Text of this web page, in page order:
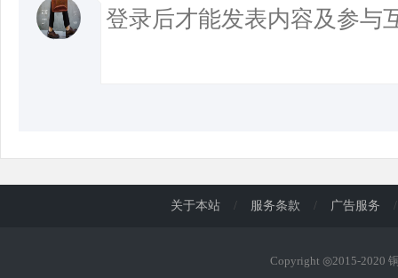
关于本站 / 服务条款 / 广告服务 /
Copyright ◎2015-2020